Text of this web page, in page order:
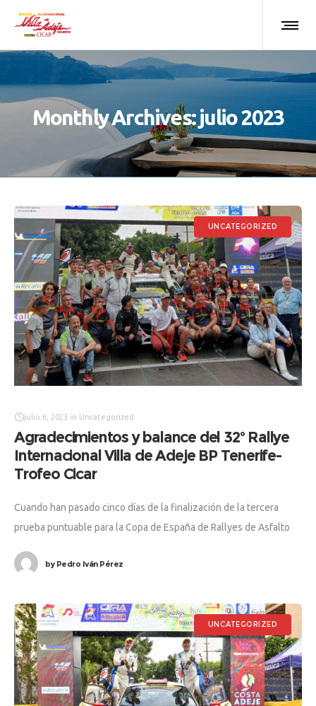
Monthly Archives: julio 2023
UNCATEGORIZED
julio 6, 2023 in Uncategorized
Agradecimientos y balance del 32º Rallye
Internacional Villa de Adeje BP Tenerife-
Trofeo Cicar
Cuando han pasado cinco días de la finalización de la tercera
prueba puntuable para la Copa de España de Rallyes de Asfalto
byPedro Iván Pérez
UNCATEGORIZED